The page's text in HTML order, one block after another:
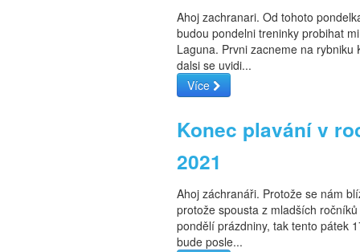
Ahoj zachranari. Od tohoto
budou pondelni treninky probihat
Laguna. Prvni zacneme na rybniku
dalsi se uvidi...
Více
Konec plavání v
2021
Ahoj záchranáři. Protože se nám
protože spousta z mladších
pondělí prázdniny, tak tento pátek
bude posle...